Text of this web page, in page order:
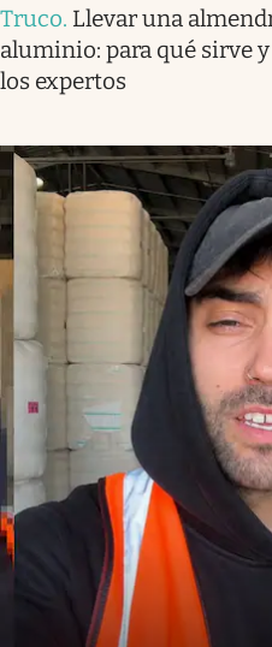
Truco. Llevar una
aluminio: para qué sirve
los expertos